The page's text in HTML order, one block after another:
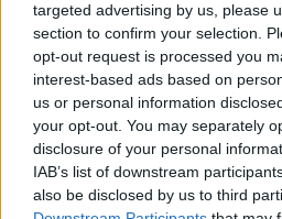
targeted advertising by us, please
section to confirm your selection.
opt-out request is processed you
interest-based ads based on
us or personal information
your opt-out. You may separately
disclosure of your personal
IAB’s list of downstream
also be disclosed by us to third
PRALINKA007007 | Předmět:
Já teda pamatuju eskymko a
🍨
🎵
"Nanuky za „socíku“: Míša se
korunu, Ruská zmrzlina byla
BydlímeKvalitně.cz"